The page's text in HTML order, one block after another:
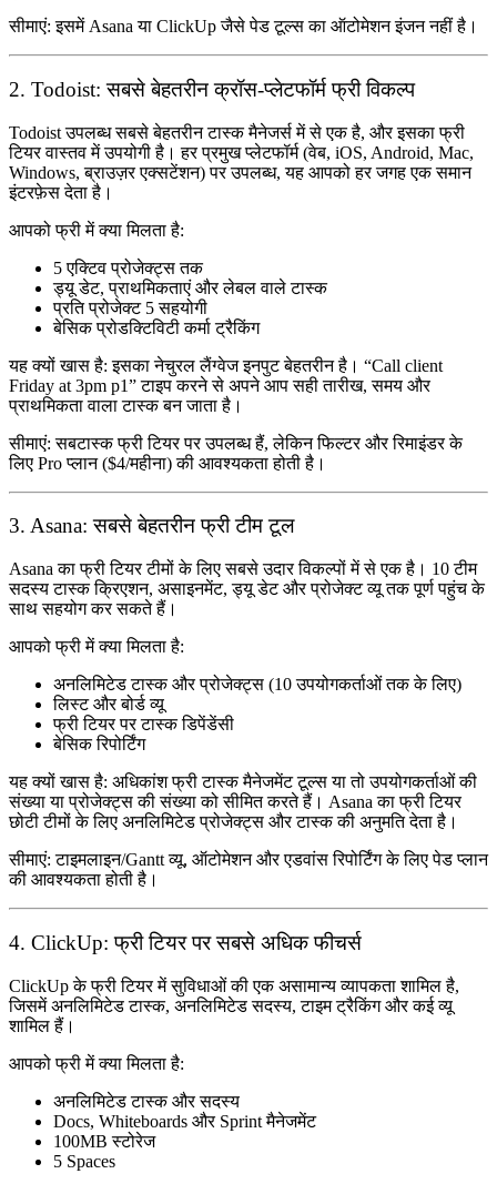
सीमाएं: इसमें Asana या ClickUp जैसे पेड टूल्स का ऑटोमेशन इंजन नहीं है।
2. Todoist: सबसे बेहतरीन क्रॉस-प्लेटफॉर्म फ्री विकल्प
Todoist उपलब्ध सबसे बेहतरीन टास्क मैनेजर्स में से एक है, और इसका फ्री
टियर वास्तव में उपयोगी है। हर प्रमुख प्लेटफॉर्म (वेब, iOS, Android, Mac,
Windows, ब्राउज़र एक्सटेंशन) पर उपलब्ध, यह आपको हर जगह एक समान
इंटरफ़ेस देता है।
आपको फ्री में क्या मिलता है:
5 एक्टिव प्रोजेक्ट्स तक
ड्यू डेट, प्राथमिकताएं और लेबल वाले टास्क
प्रति प्रोजेक्ट 5 सहयोगी
बेसिक प्रोडक्टिविटी कर्मा ट्रैकिंग
यह क्यों खास है: इसका नेचुरल लैंग्वेज इनपुट बेहतरीन है। “Call client
Friday at 3pm p1” टाइप करने से अपने आप सही तारीख, समय और
प्राथमिकता वाला टास्क बन जाता है।
सीमाएं: सबटास्क फ्री टियर पर उपलब्ध हैं, लेकिन फिल्टर और रिमाइंडर के
लिए Pro प्लान ($4/महीना) की आवश्यकता होती है।
3. Asana: सबसे बेहतरीन फ्री टीम टूल
Asana का फ्री टियर टीमों के लिए सबसे उदार विकल्पों में से एक है। 10 टीम
सदस्य टास्क क्रिएशन, असाइनमेंट, ड्यू डेट और प्रोजेक्ट व्यू तक पूर्ण पहुंच के
साथ सहयोग कर सकते हैं।
आपको फ्री में क्या मिलता है:
अनलिमिटेड टास्क और प्रोजेक्ट्स (10 उपयोगकर्ताओं तक के लिए)
लिस्ट और बोर्ड व्यू
फ्री टियर पर टास्क डिपेंडेंसी
बेसिक रिपोर्टिंग
यह क्यों खास है: अधिकांश फ्री टास्क मैनेजमेंट टूल्स या तो उपयोगकर्ताओं की
संख्या या प्रोजेक्ट्स की संख्या को सीमित करते हैं। Asana का फ्री टियर
छोटी टीमों के लिए अनलिमिटेड प्रोजेक्ट्स और टास्क की अनुमति देता है।
सीमाएं: टाइमलाइन/Gantt व्यू, ऑटोमेशन और एडवांस रिपोर्टिंग के लिए पेड प्लान
की आवश्यकता होती है।
4. ClickUp: फ्री टियर पर सबसे अधिक फीचर्स
ClickUp के फ्री टियर में सुविधाओं की एक असामान्य व्यापकता शामिल है,
जिसमें अनलिमिटेड टास्क, अनलिमिटेड सदस्य, टाइम ट्रैकिंग और कई व्यू
शामिल हैं।
आपको फ्री में क्या मिलता है:
अनलिमिटेड टास्क और सदस्य
Docs, Whiteboards और Sprint मैनेजमेंट
100MB स्टोरेज
5 Spaces